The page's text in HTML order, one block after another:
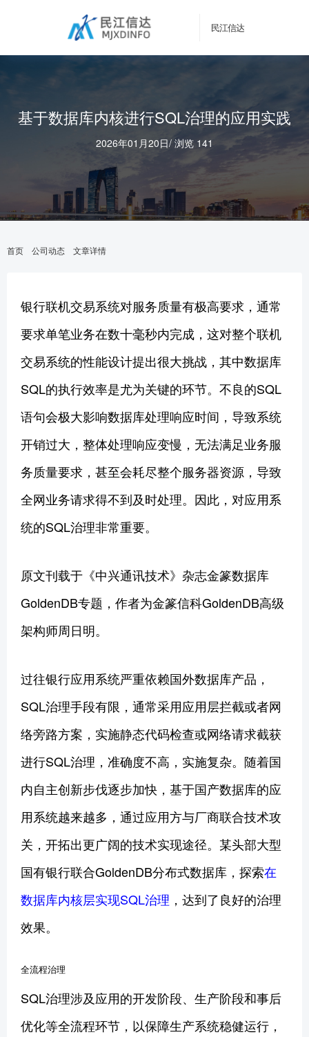
民江信达
基于数据库内核进行SQL治理的应用实践
2026年01月20日/ 浏览 141
首页 公司动态 文章详情
银行联机交易系统对服务质量有极高要求，通常
要求单笔业务在数十毫秒内完成，这对整个联机
交易系统的性能设计提出很大挑战，其中数据库
SQL的执行效率是尤为关键的环节。不良的SQL
语句会极大影响数据库处理响应时间，导致系统
开销过大，整体处理响应变慢，无法满足业务服
务质量要求，甚至会耗尽整个服务器资源，导致
全网业务请求得不到及时处理。因此，对应用系
统的SQL治理非常重要。
原文刊载于《中兴通讯技术》杂志金篆数据库
GoldenDB专题，作者为金篆信科GoldenDB高级
架构师周日明。
过往银行应用系统严重依赖国外数据库产品，
SQL治理手段有限，通常采用应用层拦截或者网
络旁路方案，实施静态代码检查或网络请求截获
进行SQL治理，准确度不高，实施复杂。随着国
内自主创新步伐逐步加快，基于国产数据库的应
用系统越来越多，通过应用方与厂商联合技术攻
关，开拓出更广阔的技术实现途径。某头部大型
国有银行联合GoldenDB分布式数据库，探索在
数据库内核层实现SQL治理 ，达到了良好的治理
效果。
全流程治理
SQL治理涉及应用的开发阶段、生产阶段和事后
优化等全流程环节，以保障生产系统稳健运行，